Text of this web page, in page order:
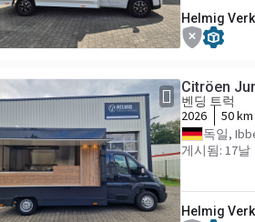
Helmig
Citröen
벤딩 트럭
2026
50 km
독일,
게시됨: 17날
Helmig